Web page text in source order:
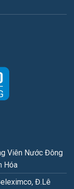
Viên Nước Đông
Hóa
Đ.Lê